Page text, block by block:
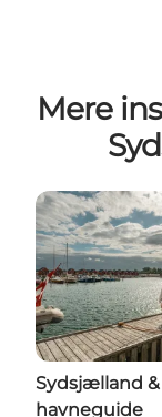
Mere
Sydsjælland
havneguide